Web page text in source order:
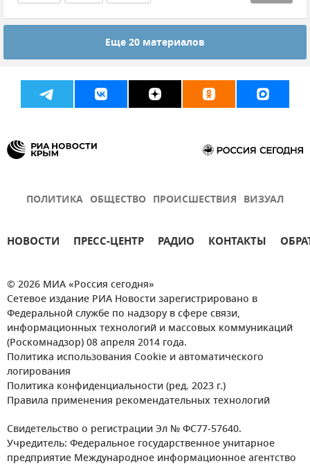
Новые регионы России Владимир Зеленский
Еще 20 материалов
ПОЛИТИКА ОБЩЕСТВО ПРОИСШЕСТВИЯ ВИЗУАЛ
НОВОСТИ ПРЕСС-ЦЕНТР РАДИО КОНТАКТЫ
© 2026 МИА «Россия сегодня»
Сетевое издание РИА Новости зарегистрировано в
Федеральной службе по надзору в сфере связи,
информационных технологий и массовых коммуникаций
(Роскомнадзор) 08 апреля 2014 года.
Политика использования Cookie и автоматического
логирования
Политика конфиденциальности (ред. 2023 г.)
Правила применения рекомендательных технологий
Свидетельство о регистрации Эл № ФС77-57640.
Учредитель: Федеральное государственное унитарное
предприятие Международное информационное агентство